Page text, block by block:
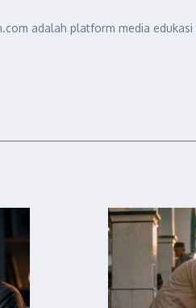
adalah platform media